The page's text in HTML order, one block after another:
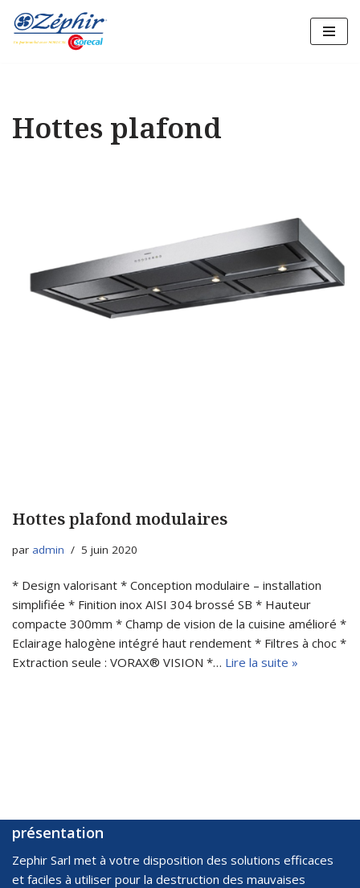
Aller
Hottes plafond
Hottes plafond modulaires
par admin 5 juin 2020
* Design valorisant * Conception modulaire – installation
simplifiée * Finition inox AISI 304 brossé SB * Hauteur
compacte 300mm * Champ de vision de la cuisine amélioré *
Eclairage halogène intégré haut rendement * Filtres à choc *
Extraction seule : VORAX® VISION *… Lire la suite »
présentation
Zephir Sarl met à votre disposition des solutions efficaces
et faciles à utiliser pour la destruction des mauvaises